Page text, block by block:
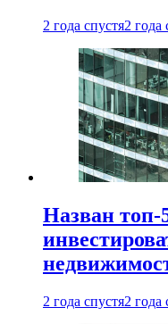
2 года спустя2 года
Назван
2 года спустя2 года